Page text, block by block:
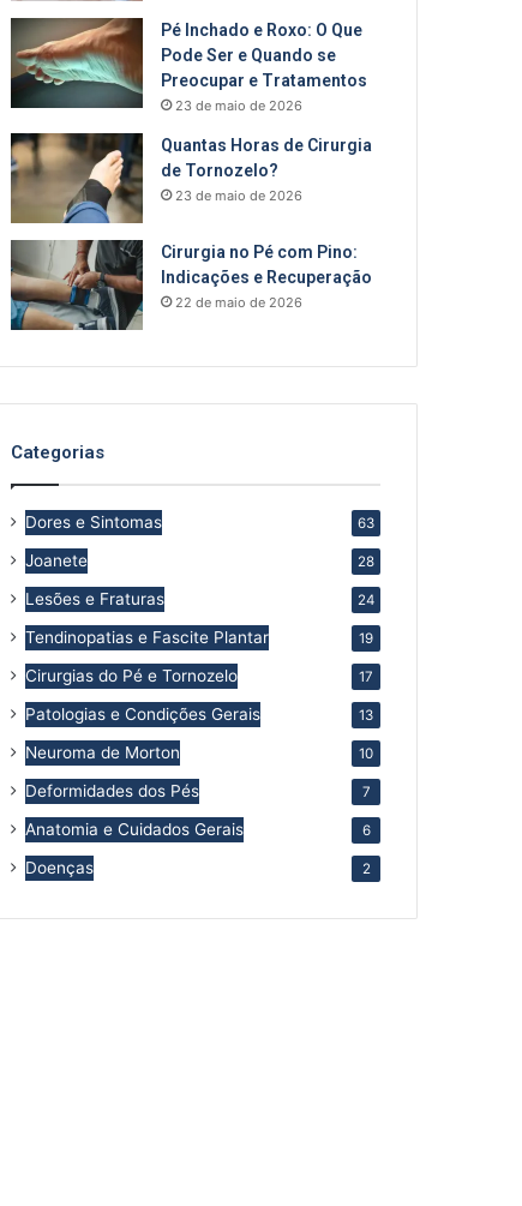
Pé Inchado e Roxo: O Que
Pode Ser e Quando se
Preocupar e Tratamentos
23 de maio de 2026
Quantas Horas de Cirurgia
de Tornozelo?
23 de maio de 2026
Cirurgia no Pé com Pino:
Indicações e Recuperação
22 de maio de 2026
Categorias
Dores e Sintomas 63
Joanete 28
Lesões e Fraturas 24
Tendinopatias e Fascite Plantar 19
Cirurgias do Pé e Tornozelo 17
Patologias e Condições Gerais 13
Neuroma de Morton 10
Deformidades dos Pés 7
Anatomia e Cuidados Gerais 6
Doenças 2